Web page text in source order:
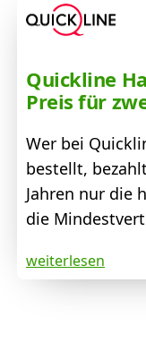
Quickline
Preis für
Wer bei
bestellt,
Jahren nur die
die
weiterlesen